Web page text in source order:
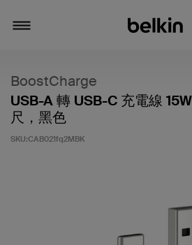
BoostCharge
USB-A 轉 USB-C 充電線
尺，黑色
SKU:CAB021fq2MBK